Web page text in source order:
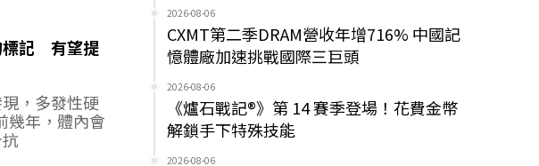
標記 有望提
，多發性硬
幾年，體內會
2026-08-06
CXMT第二季DRAM營收年增716% 中國記
憶體廠加速挑戰國際三巨頭
2026-08-06
《爐石戰記®》第 14 賽季登場！花費金幣
解鎖手下特殊技能
2026-08-06